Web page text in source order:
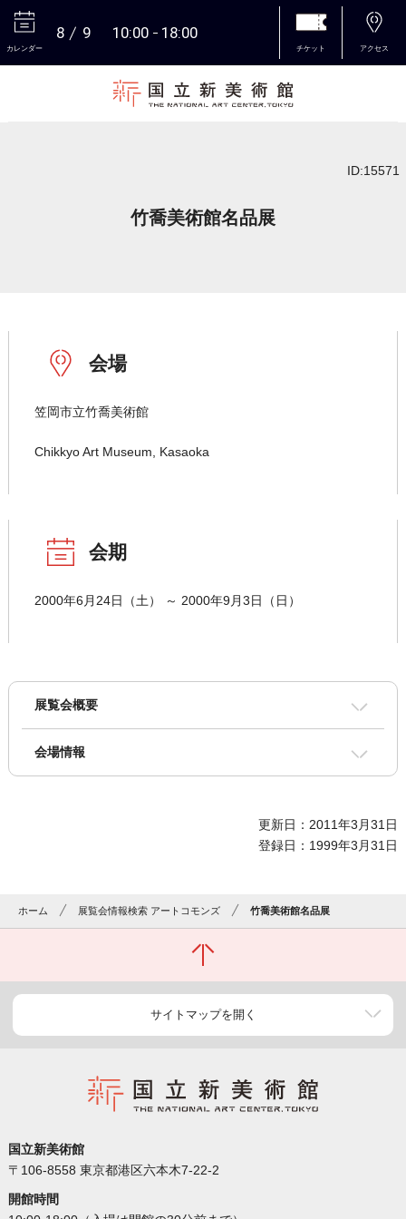
カレンダー
8 9 10:00 18:00
チケット アクセス
ID:15571
竹喬美術館名品展
会場
笠岡市立竹喬美術館
Chikkyo Art Museum, Kasaoka
会期
2000年6月24日（土） ～ 2000年9月3日（日）
展覧会概要
会場情報
更新日：2011年3月31日
登録日：1999年3月31日
ホーム 展覧会情報検索 アートコモンズ 竹喬美術館名品展
サイトマップを開く
国立新美術館
〒106-8558 東京都港区六本木7-22-2
開館時間